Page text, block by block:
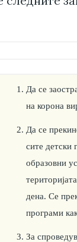
Да се
на корона
Да се
сите детски
образовни
дена. Се
програми
За